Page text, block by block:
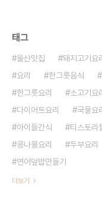
태그
울산맛집 돼지고기요
요리
한그릇음식
한그릇요리
소고기요
다이어트요리
국물요
아이들간식
티스토리
콩나물요리
두부요리
연어덮밥만들기
더보기